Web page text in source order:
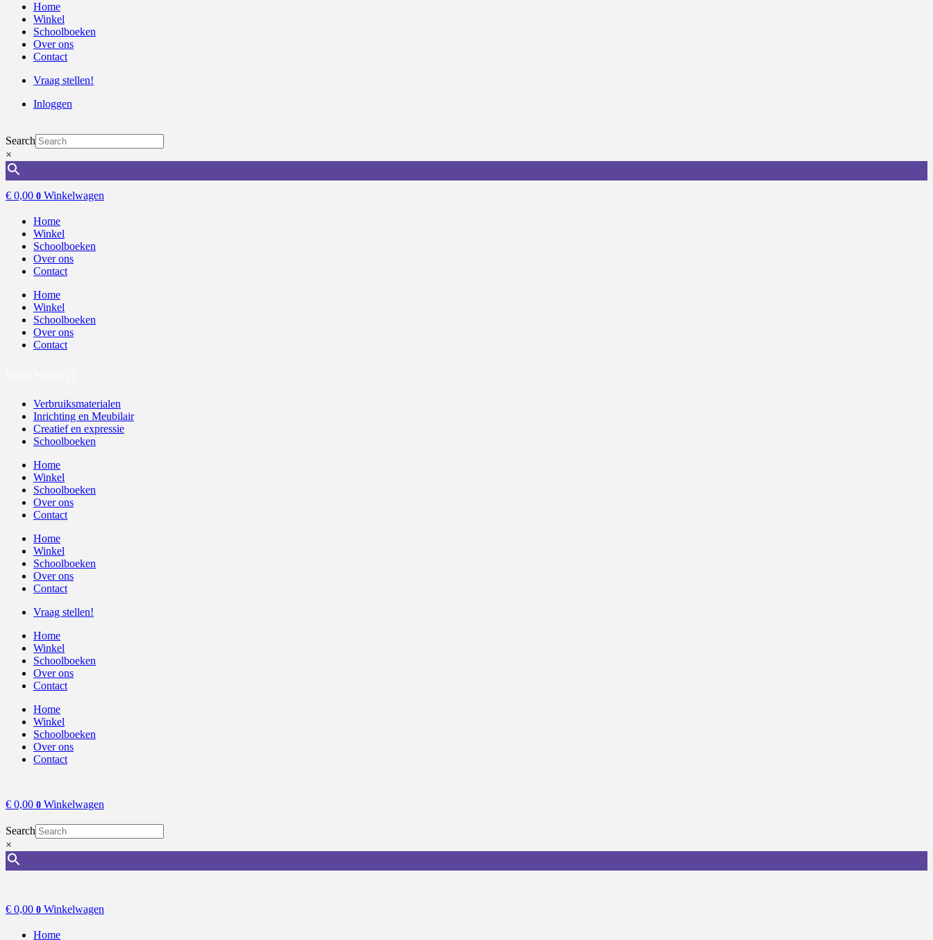
Home
Winkel
Schoolboeken
Over ons
Contact
Vraag stellen!
Inloggen
Search
×
€ 0,00 0 Winkelwagen
Home
Winkel
Schoolboeken
Over ons
Contact
Home
Winkel
Schoolboeken
Over ons
Contact
Verbruiksmaterialen
Inrichting en Meubilair
Creatief en expressie
Schoolboeken
Home
Winkel
Schoolboeken
Over ons
Contact
Home
Winkel
Schoolboeken
Over ons
Contact
Vraag stellen!
Home
Winkel
Schoolboeken
Over ons
Contact
Home
Winkel
Schoolboeken
Over ons
Contact
€ 0,00 0 Winkelwagen
Search
×
€ 0,00 0 Winkelwagen
Home